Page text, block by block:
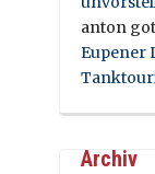
anton
Eupener
Archiv